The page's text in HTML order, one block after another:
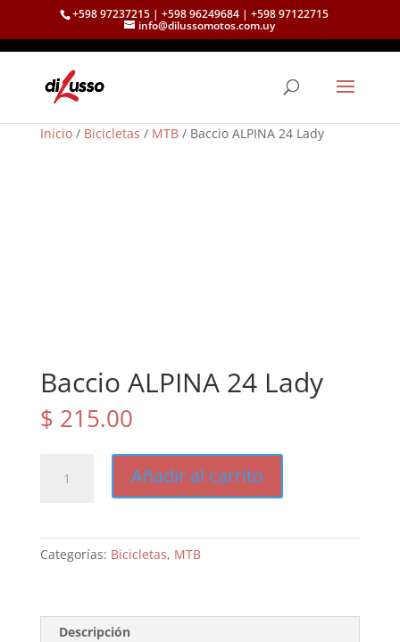
+598 97237215 | +598 96249684 | +598 97122715
info@dilussomotos.com.uy
Inicio/ Bicicletas / MTB/ Baccio ALPINA 24 Lady
Baccio ALPINA 24 Lady
$ 215.00
ALPINA
cantidad
Añadir al carrito
Categorías: Bicicletas, MTB
Descripción